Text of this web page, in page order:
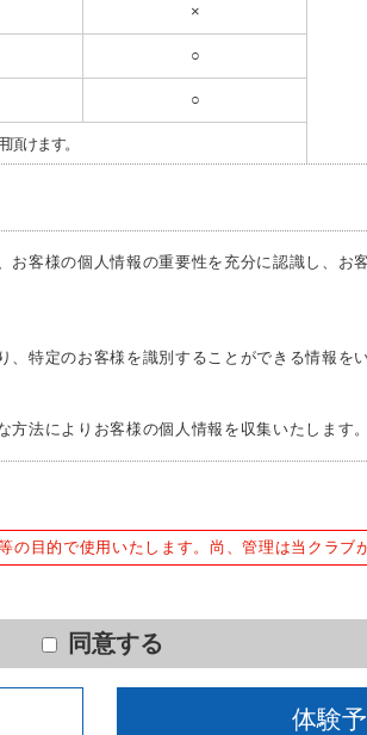
×
○
○
けます。
客様の個人情報の重要性を充分に認識し、お
特定のお客様を識別することができる情報をい
法によりお客様の個人情報を収集いたします。
の立案・開発・実施のため
、活用、公表のため
目的で使用いたします。尚、管理は当クラブ
同意する
体験